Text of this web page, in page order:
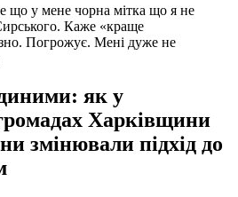
що у мене чорна мітка що я не
Каже «краще
Погрожує. Мені дуже не
як у
Харківщини
змінювали підхід до